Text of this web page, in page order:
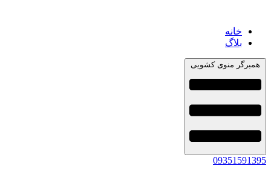
خانه
بلاگ
همبرگر منوی کشویی
09351591395